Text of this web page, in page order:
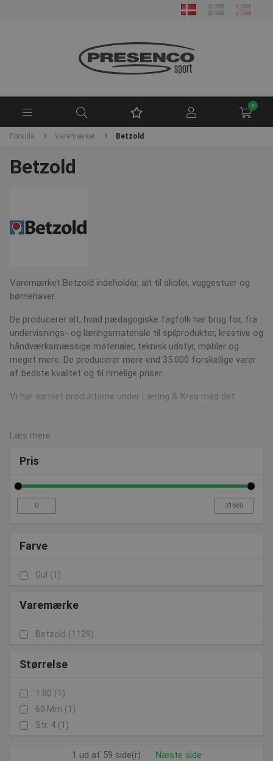
0
Forside Varemærker Betzold
Betzold
Varemærket Betzold indeholder, alt til skoler, vuggestuer og
børnehaver.
De producerer alt, hvad pædagogiske fagfolk har brug for, fra
undervisnings- og læringsmateriale til spilprodukter, kreative og
håndværksmæssige materialer, teknisk udstyr, møbler og
meget mere. De producerer mere end 35.000 forskellige varer
af bedste kvalitet og til rimelige priser.
Vi har samlet produkterne under Læring & Krea med det
deres fag.
Læs mere om Betzold her
Læs mere
Pris
Farve
Gul (1)
Varemærke
Betzold (1129)
Størrelse
1.80 (1)
60 Mm (1)
Str. 4 (1)
1 ud af 59 side(r) Næste side